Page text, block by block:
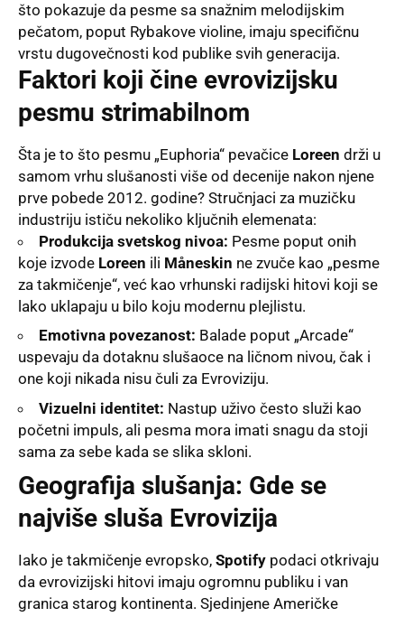
što pokazuje da pesme sa snažnim melodijskim
pečatom, poput Rybakove violine, imaju specifičnu
vrstu dugovečnosti kod publike svih generacija.
Faktori koji čine evrovizijsku
pesmu strimabilnom
Šta je to što pesmu „Euphoria“ pevačice Loreen drži u
samom vrhu slušanosti više od decenije nakon njene
prve pobede 2012. godine? Stručnjaci za muzičku
industriju ističu nekoliko ključnih elemenata:
Produkcija svetskog nivoa: Pesme poput onih
koje izvode Loreen ili Måneskin ne zvuče kao „pesme
za takmičenje“, već kao vrhunski radijski hitovi koji se
lako uklapaju u bilo koju modernu plejlistu.
Emotivna povezanost: Balade poput „Arcade“
uspevaju da dotaknu slušaoce na ličnom nivou, čak i
one koji nikada nisu čuli za Evroviziju.
Vizuelni identitet: Nastup uživo često služi kao
početni impuls, ali pesma mora imati snagu da stoji
sama za sebe kada se slika skloni.
Geografija slušanja: Gde se
najviše sluša Evrovizija
Iako je takmičenje evropsko, Spotify podaci otkrivaju
da evrovizijski hitovi imaju ogromnu publiku i van
granica starog kontinenta. Sjedinjene Američke